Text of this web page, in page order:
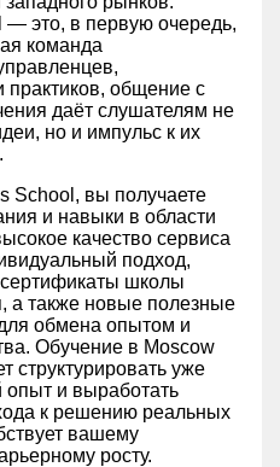
— это, в первую очередь,
команда
общение с
даёт слушателям не
но и импульс к их
School, вы получаете
и навыки в области
качество сервиса
подход,
школы
а также новые полезные
обмена опытом и
Обучение в Moscow
структурировать уже
опыт и выработать
к решению реальных
вашему
росту.